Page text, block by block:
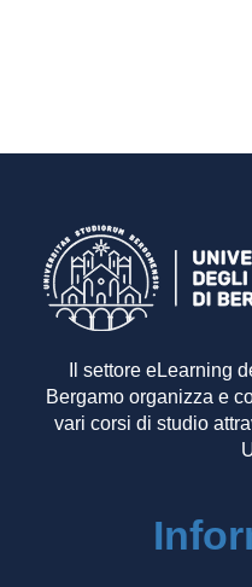
Il settore eLearning
Bergamo organizza e
vari corsi di studio